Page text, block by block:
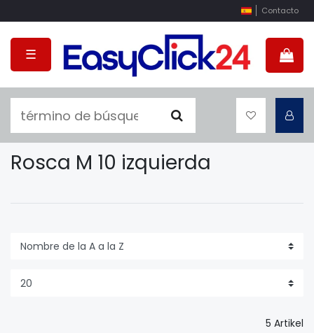
Contacto
☰
Rosca M 10 izquierda
5 Artikel